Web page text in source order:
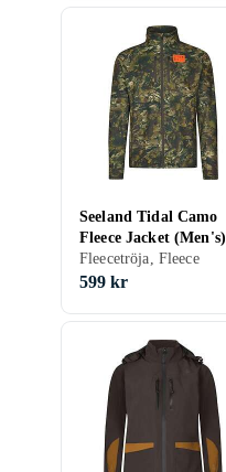
Seeland Tidal Camo
Fleece Jacket (Men's)
Fleecetröja, Fleece
599 kr